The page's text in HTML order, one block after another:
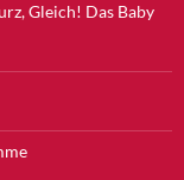
Gleich! Das Baby